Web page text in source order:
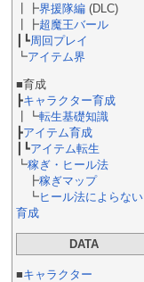
┃┣界援隊編 (DLC)
┃┣超魔王バール
┃┗周回プレイ
┗アイテム界
■育成
┣キャラクター育成
┃┗転生基礎知識
┣アイテム育成
┃┗アイテム転生
┗稼ぎ・ヒール法
┣稼ぎマップ
┗ヒール法によらない
育成
DATA
■キャラクター